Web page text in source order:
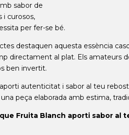
sabor de
i curosos,
per fer-se bé.
destaquen aquesta essència
directament al plat. Els
ben invertit.
autenticitat i sabor al teu
peça elaborada amb estima,
Fruita Blanch aporti sabor al